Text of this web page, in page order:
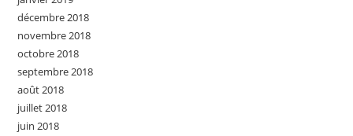
décembre 2018
novembre 2018
octobre 2018
septembre 2018
août 2018
juillet 2018
juin 2018